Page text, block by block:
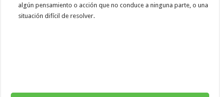
algún pensamiento o acción que no conduce a ninguna parte, o una
situación difícil de resolver.